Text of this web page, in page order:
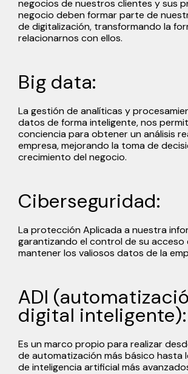
negocios de nuestros clientes y sus
negocio deben formar parte de
de digitalización, transformando la
relacionarnos con ellos.
Big data:
La gestión de analíticas y
datos de forma inteligente, nos
conciencia para obtener un análisis
empresa, mejorando la toma de
crecimiento del negocio.
Ciberseguridad:
La protección Aplicada a nuestra
garantizando el control de su acceso
mantener los valiosos datos de la
ADI
digital inteligente):
Es un marco propio para realizar
de automatización más básico hasta
de inteligencia artificial más